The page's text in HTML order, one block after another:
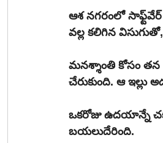
ఆశ నగరంలో సాఫ్ట్‌వేర్ ఇంజనీర్‌గా పనిచేస్తూ నిరంతరం పని ఒత్తిడితో సతమతమవుతుండేది. ఈ పని ఒత్తిడి
వల్ల కలిగిన
మనశ్శాంతి కోసం తన
చేరుకుంది. ఆ
ఒకరోజు ఉదయాన్నే
బయలుదేరింది.